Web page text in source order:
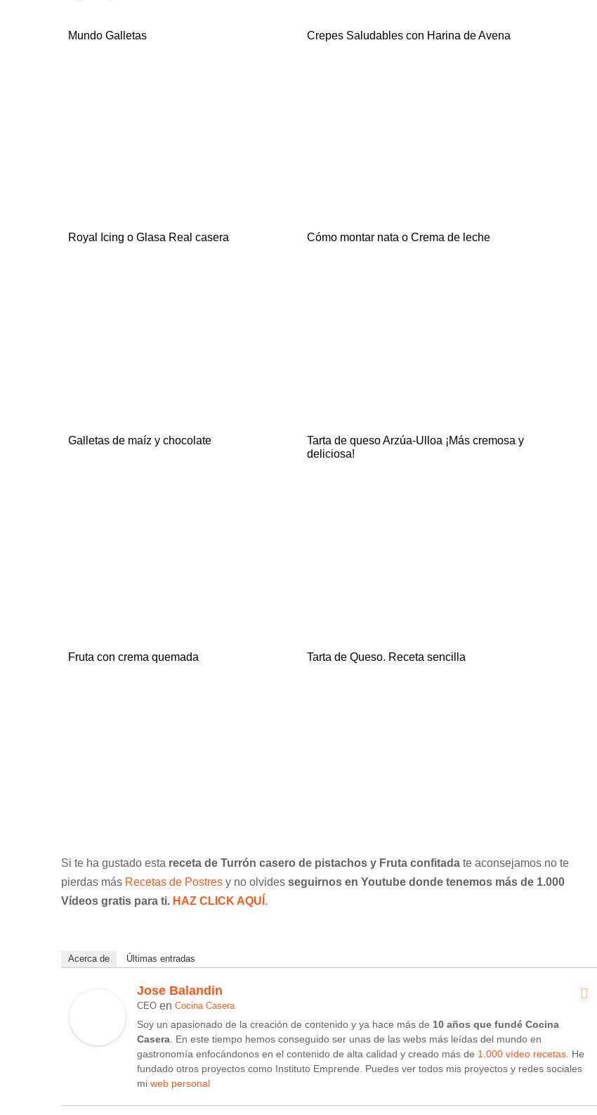
Mundo Galletas Crepes Saludables con Harina de Avena
Royal Icing o Glasa Real casera Cómo montar nata o Crema de leche
Galletas de maíz y chocolate
Tarta de queso Arzúa-Ulloa ¡Más cremosa y
deliciosa!
Fruta con crema quemada Tarta de Queso. Receta sencilla
Si te ha gustado esta receta de Turrón casero de pistachos y Fruta confitada te aconsejamos no te
pierdas más Recetas de Postres y no olvides seguirnos en Youtube donde tenemos más de 1.000
Vídeos gratis para ti. HAZ CLICK AQUÍ .
Acerca de Últimas entradas
Jose Balandin
CEO en Cocina Casera
Soy un apasionado de la creación de contenido y ya hace más de 10 años que fundé Cocina
Casera . En este tiempo hemos conseguido ser unas de las webs más leídas del mundo en
gastronomía enfocándonos en el contenido de alta calidad y creado más de 1.000 vídeo recetas . He
fundado otros proyectos como Instituto Emprende. Puedes ver todos mis proyectos y redes sociales
mi web personal